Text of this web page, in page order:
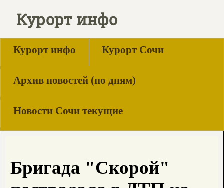
Курорт инфо
Курорт инфо Курорт Сочи
Архив новостей (по дням)
Новости Сочи текущие
Бригада "Скорой"